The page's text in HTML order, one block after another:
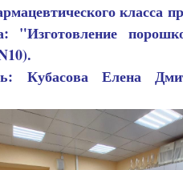
класса
"Изготовление
Кубасова Елена